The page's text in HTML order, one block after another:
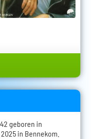
geboren in
in Bennekom.